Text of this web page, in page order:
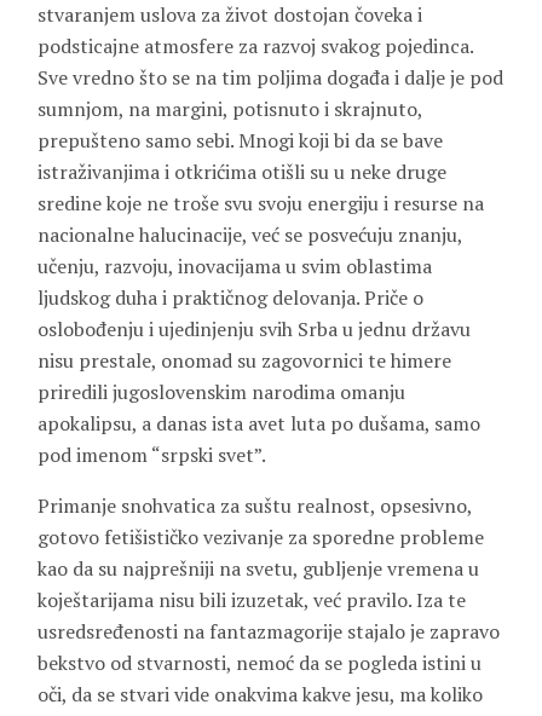
stvaranjem uslova za život dostojan čoveka i
podsticajne atmosfere za razvoj svakog pojedinca.
Sve vredno što se na tim poljima događa i dalje je pod
sumnjom, na margini, potisnuto i skrajnuto,
prepušteno samo sebi. Mnogi koji bi da se bave
istraživanjima i otkrićima otišli su u neke druge
sredine koje ne troše svu svoju energiju i resurse na
nacionalne halucinacije, već se posvećuju znanju,
učenju, razvoju, inovacijama u svim oblastima
ljudskog duha i praktičnog delovanja. Priče o
oslobođenju i ujedinjenju svih Srba u jednu državu
nisu prestale, onomad su zagovornici te himere
priredili jugoslovenskim narodima omanju
apokalipsu, a danas ista avet luta po dušama, samo
pod imenom “srpski svet”.
Primanje snohvatica za suštu realnost, opsesivno,
gotovo fetišističko vezivanje za sporedne probleme
kao da su najprešniji na svetu, gubljenje vremena u
koještarijama nisu bili izuzetak, već pravilo. Iza te
usredsređenosti na fantazmagorije stajalo je zapravo
bekstvo od stvarnosti, nemoć da se pogleda istini u
oči, da se stvari vide onakvima kakve jesu, ma koliko